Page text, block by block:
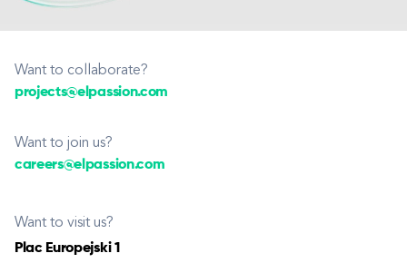
Want to collaborate?
projects@elpassion.com
Want to join us?
careers@elpassion.com
Want to visit us?
Plac Europejski 1